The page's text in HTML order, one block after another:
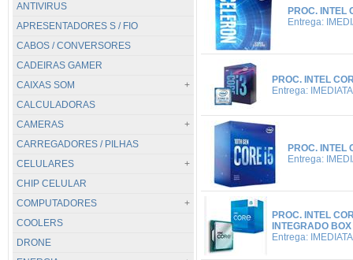
PROC. INTEL
Entrega:
PROC. INTEL
Entrega: IMEDIATA
PROC. INTEL
Entrega:
PROC. INTEL
INTEGRADO BOX
Entrega: IMEDIATA
TODOS...
CABOS / CARREGADORES
POWER BANK
SUPORTES
ANTIVIRUS
APRESENTADORES S / FIO
CABOS / CONVERSORES
CADEIRAS GAMER
CAIXAS SOM
TODOS...
.PC / BLUETOOTH
JBL
CALCULADORAS
CAMERAS
TODOS...
DIGITAIS
GOPRO / GOAL PRO
VIGILANCIA
WEBCAM
CARREGADORES / PILHAS
CELULARES
TODOS...
APPLE
CATERPILLAR
HUAWEI
CHIP CELULAR
COMPUTADORES
TODOS...
DESKTOP
COOLERS
DRONE